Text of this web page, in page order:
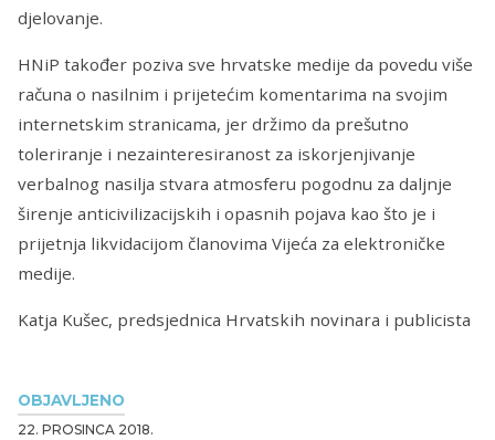
OBJAVLJENO
22. PROSINCA 2018.
djelovanje.
HNiP također poziva sve hrvatske medije da povedu više
računa o nasilnim i prijetećim komentarima na svojim
internetskim stranicama, jer držimo da prešutno
toleriranje i nezainteresiranost za iskorjenjivanje
verbalnog nasilja stvara atmosferu pogodnu za daljnje
širenje anticivilizacijskih i opasnih pojava kao što je i
prijetnja likvidacijom članovima Vijeća za elektroničke
medije.
Katja Kušec, predsjednica Hrvatskih novinara i publicista